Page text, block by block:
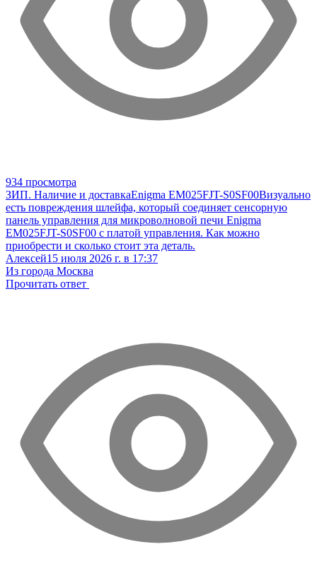
934 просмотра
ЗИП. Наличие и доставкаEnigma EM025FJT-S0SF00Визуально
есть повреждения шлейфа, который соединяет сенсорную
панель управления для микроволновой печи Enigma
EM025FJT-S0SF00 с платой управления. Как можно
приобрести и сколько стоит эта деталь.
Алексей15 июля 2026 г. в 17:37
Из города Москва
Прочитать ответ